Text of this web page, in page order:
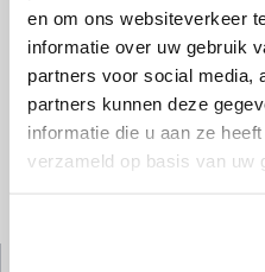
en om ons websiteverkeer
informatie over uw gebruik
partners voor social media,
partners kunnen deze
informatie die u aan ze
verzameld op basis van uw